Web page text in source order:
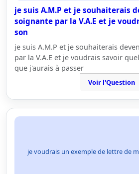
je suis A.M.P et je souhaiterais
soignante par la V.A.E et je
son
je suis A.M.P et je souhaiterais
par la V.A.E et je voudrais savoir
que j'aurais à passer
Voir l'Question
je voudrais un exemple de lettre de